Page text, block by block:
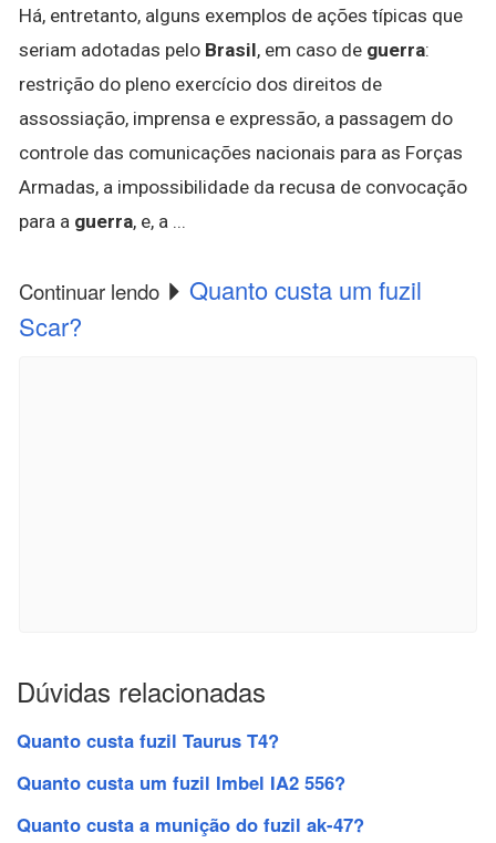
Há, entretanto, alguns exemplos de ações típicas que
seriam adotadas pelo Brasil, em caso de guerra:
restrição do pleno exercício dos direitos de
assossiação, imprensa e expressão, a passagem do
controle das comunicações nacionais para as Forças
Armadas, a impossibilidade da recusa de convocação
para a guerra, e, a ...
Continuar lendo
Quanto custa um fuzil
Scar?
Dúvidas relacionadas
Quanto custa fuzil Taurus T4?
Quanto custa um fuzil Imbel IA2 556?
Quanto custa a munição do fuzil ak-47?